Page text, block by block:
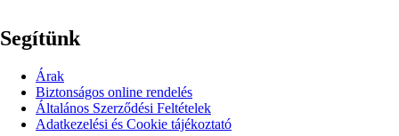
Segítünk
Árak
Biztonságos online rendelés
Általános Szerződési Feltételek
Adatkezelési és Cookie tájékoztató